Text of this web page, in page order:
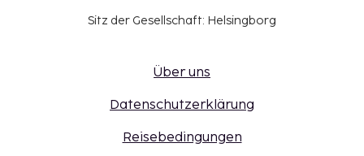
Sitz der Gesellschaft: Helsingborg
Über uns
Datenschutzerklärung
Reisebedingungen